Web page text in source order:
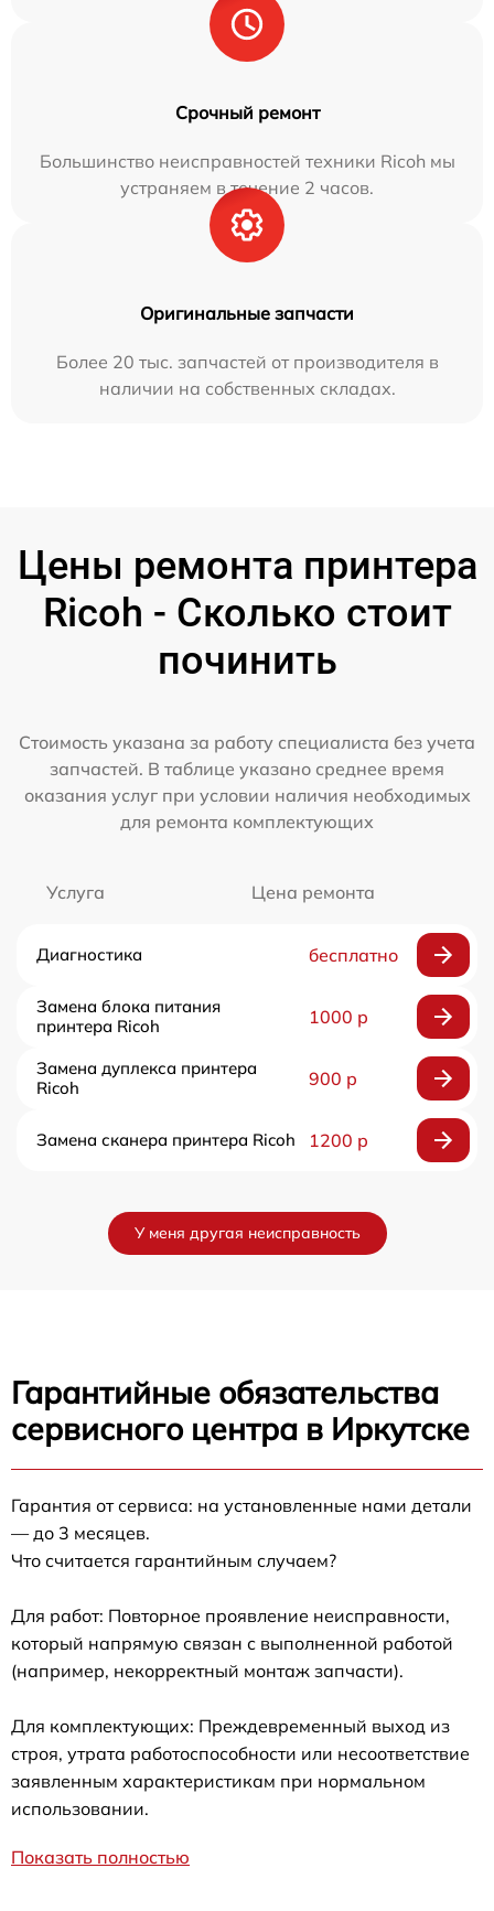
Срочный ремонт
Большинство неисправностей техники Ricoh мы
устраняем в течение 2 часов.
Оригинальные запчасти
Более 20 тыс. запчастей от производителя в
наличии на собственных складах.
Цены ремонта принтера
Ricoh - Сколько стоит
починить
Стоимость указана за работу специалиста без учета
запчастей. В таблице указано среднее время
оказания услуг при условии наличия необходимых
для ремонта комплектующих
Услуга Цена ремонта
Диагностика бесплатно
Замена блока питания
принтера Ricoh
1000 р
Замена дуплекса принтера
Ricoh
900 р
Замена сканера принтера Ricoh 1200 р
У меня другая неисправность
Гарантийные обязательства
сервисного центра в Иркутске
Гарантия от сервиса: на установленные нами детали
— до 3 месяцев.
Что считается гарантийным случаем?
Для работ: Повторное проявление неисправности,
который напрямую связан с выполненной работой
(например, некорректный монтаж запчасти).
Для комплектующих: Преждевременный выход из
строя, утрата работоспособности или несоответствие
заявленным характеристикам при нормальном
использовании.
Показать полностью